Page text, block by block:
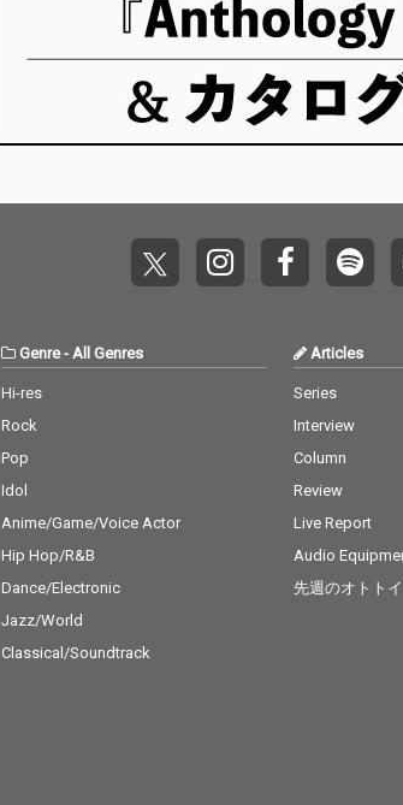
Genre- All Genres
Hi-res
Rock
Pop
Idol
Anime/Game/Voice Actor
Hip Hop/R&B
Dance/Electronic
Jazz/World
Classical/Soundtrack
Articles
Series
Interview
Column
Review
Live Report
Audio
先週のオトトイ